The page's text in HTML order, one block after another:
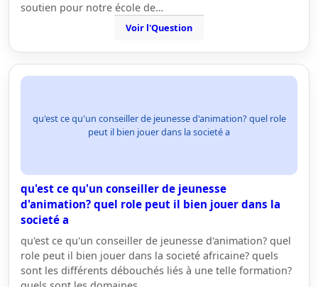
soutien pour notre école de…
Voir l'Question
qu'est ce qu'un conseiller de jeunesse d'animation? quel role
peut il bien jouer dans la societé a
qu'est ce qu'un conseiller de jeunesse
d'animation? quel role peut il bien jouer dans la
societé a
qu'est ce qu'un conseiller de jeunesse d'animation? quel
role peut il bien jouer dans la societé africaine? quels
sont les différents débouchés liés à une telle formation?